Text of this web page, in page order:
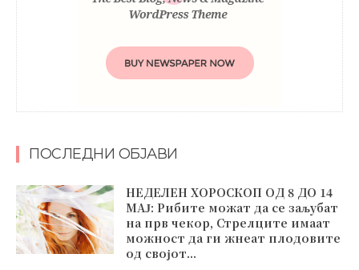
ПОСЛЕДНИ ОБЈАВИ
НЕДЕЛЕН ХОРОСКОП ОД 8 ДО 14
МАЈ: Рибите можат да се заљубат
на прв чекор, Стрелците имаат
можност да ги жнеат плодовите
од својот...